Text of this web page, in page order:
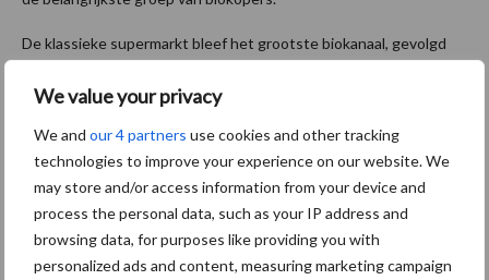
We value your privacy
We and our 4 partners use cookies and other tracking
technologies to improve your experience on our website. We
may store and/or access information from your device and
process the personal data, such as your IP address and
browsing data, for purposes like providing you with
personalized ads and content, measuring marketing campaign
De klassieke supermarkt bleef het grootste biokanaal, gevolgd
boerenmarkt zijn nog steeds de kanalen met het hoogste
aandeel aan bioproducten in hun assortiment. Een kwart van de
producten die er verkocht worden, is van biologische oorsprong.
Bron:
Aanbevolen voor jou!